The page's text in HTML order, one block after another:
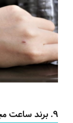
9. برند ساعت